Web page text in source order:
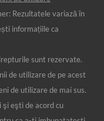
Rezultatele variază în
informațiile ca
sunt rezervate.
de utilizare de pe acest
de utilizare de mai sus.
şi eşti de acord cu